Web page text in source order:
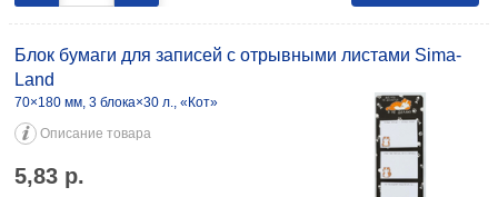
Блок бумаги для записей с отрывными листами Sima-
Land
70×180 мм, 3 блока×30 л., «Кот»
Описание товара
5,83 р.